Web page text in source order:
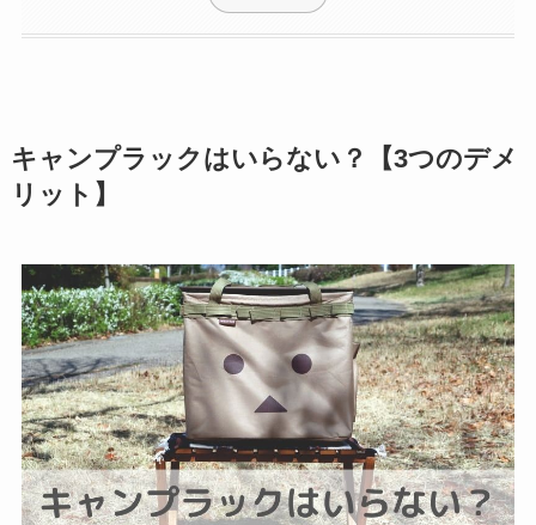
キャンプラックはいらない？【3つのデメ
リット】